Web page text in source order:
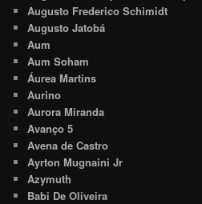
Augusto Frederico Schimidt
Augusto Jatobá
Aum
Aum Soham
Áurea Martins
Aurino
Aurora Miranda
Avanço 5
Avena de Castro
Ayrton Mugnaini Jr
Azymuth
Babi De Oliveira